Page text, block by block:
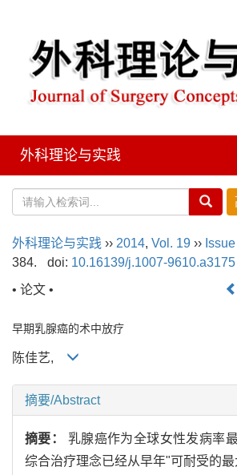
外科理论与实践
外科理论与实践 ›› 2014, Vol. 19 ››
384.
doi: 10.16139/j.1007-9610.a3175
• 论文 •
早期乳腺癌的术中放疗
陈佳艺,
摘要/Abstract
摘要： 乳腺癌作为全球女性发病率
综合治疗理念已经从早年"可耐受的